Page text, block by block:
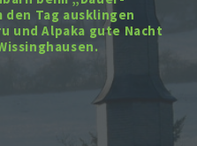
den Tag ausklingen
und Alpaka gute Nacht